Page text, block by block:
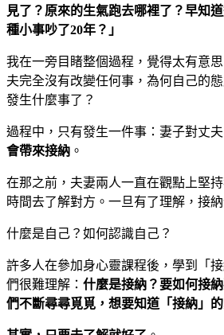
見了？原來的生氣跑去哪裡了？早知
種小事吵了20年？」
我在一旁目睹整個過程，覺得太有意
夫完全沒有改變任何事，為何自己的
發生什麼事了？
過程中，只有發生一件事：妻子對丈
會帶來接納 。
在那之前，夫妻兩人一直在觀點上堅
時間去了解對方。一旦有了理解，接
什麼是自己？如何認識自己？
許多人在參加身心靈課程後，學到「
們很難理解： 什麼是接納？要如何接
們不斷尋尋覓覓，想要知道「接納」的